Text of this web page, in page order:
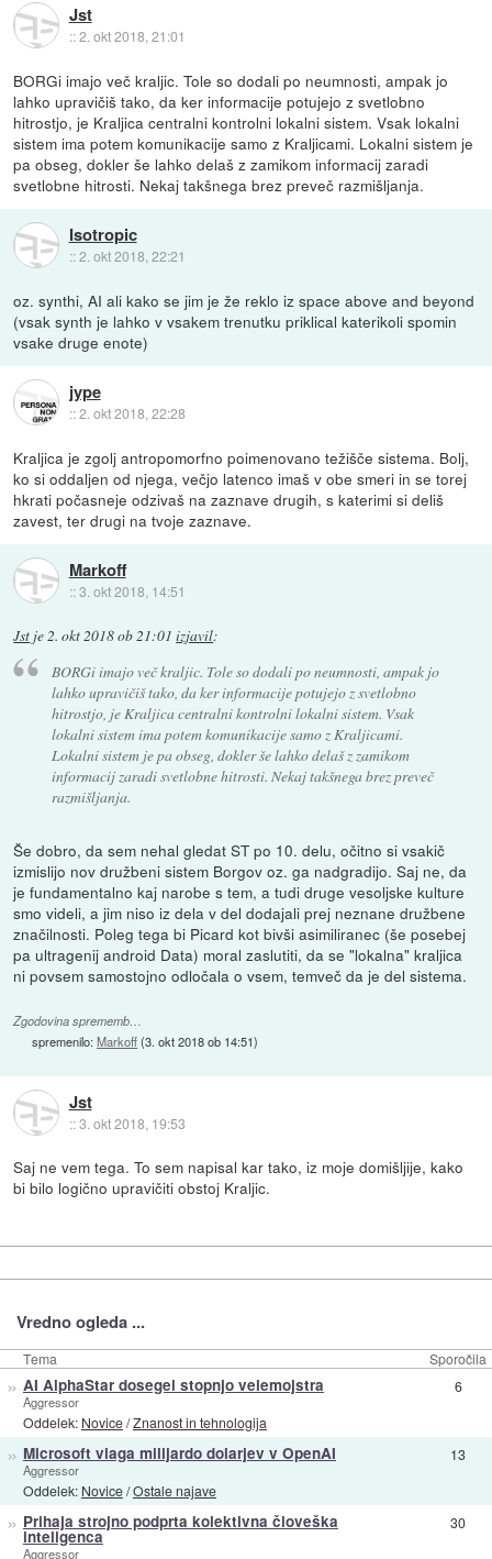
Jst
::2. okt 2018, 21:01
BORGi imajo več kraljic. Tole so dodali po neumnosti, ampak jo
lahko upravičiš tako, da ker informacije potujejo z svetlobno
hitrostjo, je Kraljica centralni kontrolni lokalni sistem. Vsak lokalni
sistem ima potem komunikacije samo z Kraljicami. Lokalni sistem je
pa obseg, dokler še lahko delaš z zamikom informacij zaradi
svetlobne hitrosti. Nekaj takšnega brez preveč razmišljanja.
Isotropic
::2. okt 2018, 22:21
oz. synthi, AI ali kako se jim je že reklo iz space above and beyond
(vsak synth je lahko v vsakem trenutku priklical katerikoli spomin
vsake druge enote)
jype
::2. okt 2018, 22:28
Kraljica je zgolj antropomorfno poimenovano težišče sistema. Bolj,
ko si oddaljen od njega, večjo latenco imaš v obe smeri in se torej
hkrati počasneje odzivaš na zaznave drugih, s katerimi si deliš
zavest, ter drugi na tvoje zaznave.
Markoff
::3. okt 2018, 14:51
Jst je2. okt 2018 ob 21:01 izjavil:
BORGi imajo več kraljic. Tole so dodali po neumnosti, ampak jo
lahko upravičiš tako, da ker informacije potujejo z svetlobno
hitrostjo, je Kraljica centralni kontrolni lokalni sistem. Vsak
lokalni sistem ima potem komunikacije samo z Kraljicami.
Lokalni sistem je pa obseg, dokler še lahko delaš z zamikom
informacij zaradi svetlobne hitrosti. Nekaj takšnega brez preveč
razmišljanja.
Še dobro, da sem nehal gledat ST po 10. delu, očitno si vsakič
izmislijo nov družbeni sistem Borgov oz. ga nadgradijo. Saj ne, da
je fundamentalno kaj narobe s tem, a tudi druge vesoljske kulture
smo videli, a jim niso iz dela v del dodajali prej neznane družbene
značilnosti. Poleg tega bi Picard kot bivši asimiliranec (še posebej
pa ultragenij android Data) moral zaslutiti, da se "lokalna" kraljica
ni povsem samostojno odločala o vsem, temveč da je del sistema.
Zgodovina sprememb…
spremenilo:Markoff(3. okt 2018 ob 14:51)
Jst
::3. okt 2018, 19:53
Saj ne vem tega. To sem napisal kar tako, iz moje domišljije, kako
bi bilo logično upravičiti obstoj Kraljic.
Vredno ogleda ...
Tema Sporočila
» AI AlphaStar dosegel stopnjo velemojstra
Aggressor
Oddelek: Novice/Znanost in tehnologija
6
» Microsoft vlaga milijardo dolarjev v OpenAI
Aggressor
Oddelek: Novice/Ostale najave
13
» Prihaja strojno podprta kolektivna človeška
inteligenca
Aggressor
30